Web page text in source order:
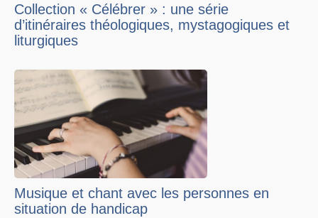
Collection « Célébrer » : une série
d’itinéraires théologiques, mystagogiques et
liturgiques
Musique et chant avec les personnes en
situation de handicap